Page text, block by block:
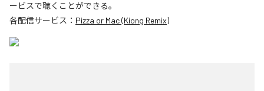
ービスで聴くことができる。
各配信サービス： Pizza or Mac (Kiong Remix)